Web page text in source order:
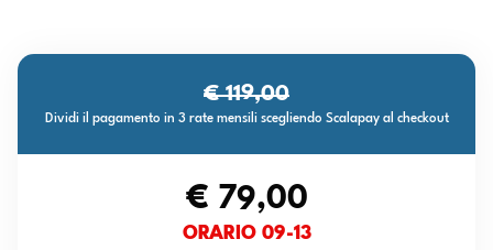
€ 119,00
Dividi il pagamento in 3 rate mensili scegliendo Scalapay al checkout
€ 79,00
ORARIO 09-13